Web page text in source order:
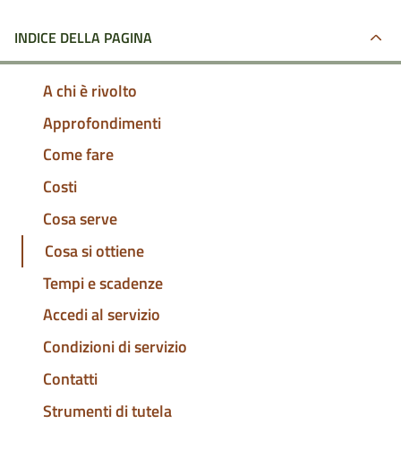
INDICE DELLA PAGINA
A chi è rivolto
Approfondimenti
Come fare
Costi
Cosa serve
Cosa si ottiene
Tempi e scadenze
Accedi al servizio
Condizioni di servizio
Contatti
Strumenti di tutela